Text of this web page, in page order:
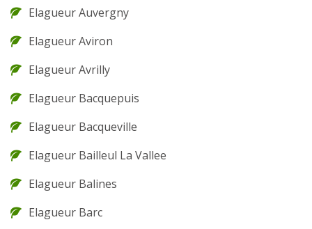
Elagueur Auvergny
Elagueur Aviron
Elagueur Avrilly
Elagueur Bacquepuis
Elagueur Bacqueville
Elagueur Bailleul La Vallee
Elagueur Balines
Elagueur Barc